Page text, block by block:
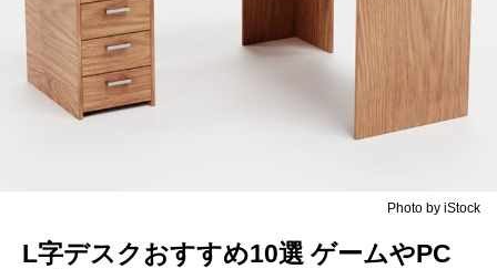
Photo by iStock
L字デスクおすすめ10選 ゲームやPC